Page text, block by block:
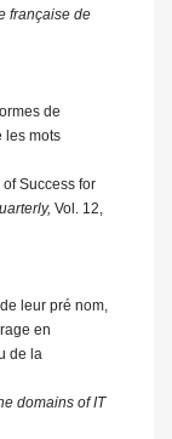
française de
de
les mots
Success for
Vol. 12,
leur pré nom,
en
de la
domains of IT